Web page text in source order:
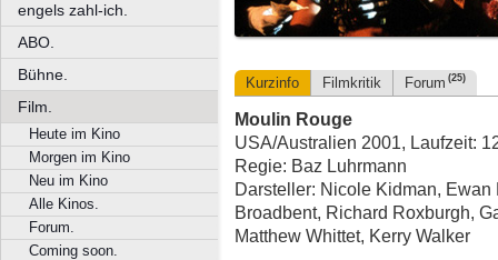
engels zahl-ich.
ABO.
Bühne.
Film.
Heute im Kino
Morgen im Kino
Neu im Kino
Alle Kinos.
Forum.
Coming soon.
Kurzinfo Filmkritik Forum (25)
Moulin Rouge
USA/Australien 2001, Laufzeit:
Regie: Baz Luhrmann
Darsteller: Nicole Kidman,
Broadbent, Richard Roxburgh,
Matthew Whittet, Kerry Walker